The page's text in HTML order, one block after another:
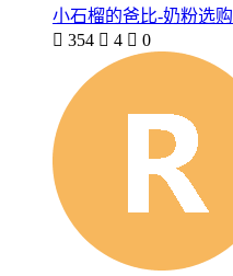
小石榴的爸比-奶粉选购
 354  4  0